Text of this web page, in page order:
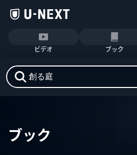
ビデオ ブック
ブック